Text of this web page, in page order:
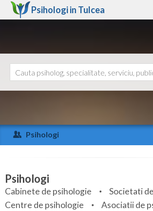
Psihologi in Tulcea
Arad
Arges
Bihor
Bistrita-Nasaud
Ajutor
Psihologi
Specialitati
Servicii
Psihologi
Cabinete de psihologie
Societati
Centre de psihologie
Asociatii de